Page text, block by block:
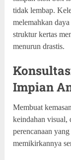
tidak lembap.
melemahkan
struktur kertas
menurun drastis.
Impian
Membuat
keindahan visual,
perencanaan
memikirkannya